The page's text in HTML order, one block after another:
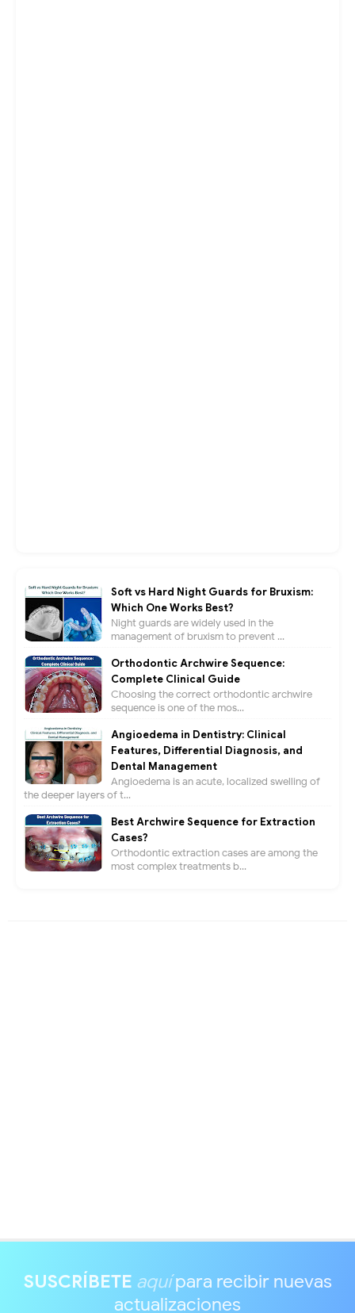
Soft vs Hard Night Guards for Bruxism:
Which One Works Best?
Night guards are widely used in the
management of bruxism to prevent ...
Orthodontic Archwire Sequence:
Complete Clinical Guide
Choosing the correct orthodontic archwire
sequence is one of the mos...
Angioedema in Dentistry: Clinical
Features, Differential Diagnosis, and
Dental Management
Angioedema is an acute, localized swelling of
the deeper layers of t...
Best Archwire Sequence for Extraction
Cases?
Orthodontic extraction cases are among the
most complex treatments b...
SUSCRÍBETE aquípara recibir nuevas
actualizaciones